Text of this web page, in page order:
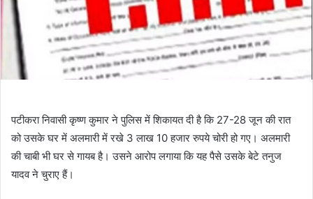
पटीकरा निवासी कृष्ण कुमार ने पुलिस में शिकायत दी है कि 27-28 जून की रात
को उसके घर में अलमारी में रखे 3 लाख 10 हजार रुपये चोरी हो गए। अलमारी
की चाबी भी घर से गायब है। उसने आरोप लगाया कि यह पैसे उसके बेटे तनुज
यादव ने चुराए हैं।